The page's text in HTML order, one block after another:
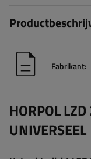
Fabrikant:
HORPOL
UNIVERSEEL